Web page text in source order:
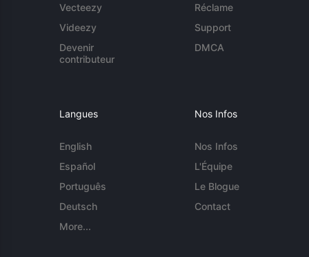
Vecteezy
Videezy
Devenir
contributeur
Réclame
Support
DMCA
Langues
English
Español
Português
Deutsch
More...
Nos Infos
Nos Infos
L'Équipe
Le Blogue
Contact